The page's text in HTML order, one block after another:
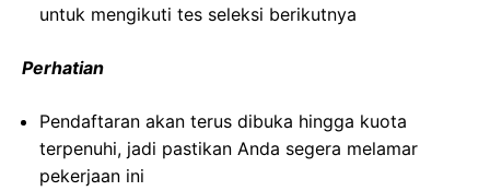
untuk mengikuti tes seleksi berikutnya
Perhatian
Pendaftaran akan terus dibuka hingga kuota
terpenuhi, jadi pastikan Anda segera melamar
pekerjaan ini